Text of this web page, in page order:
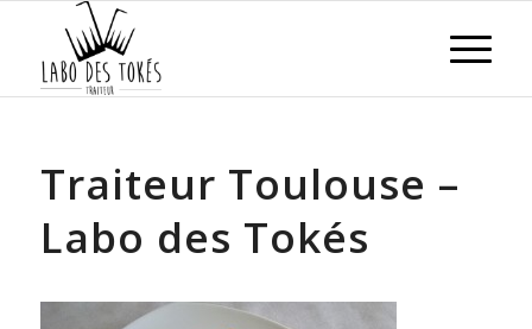
Traiteur Toulouse –
Labo des Tokés